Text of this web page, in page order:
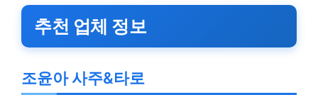
추천 업체 정보
조윤아 사주&타로